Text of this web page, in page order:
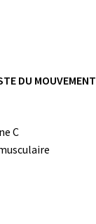
DU MOUVEMENT
C